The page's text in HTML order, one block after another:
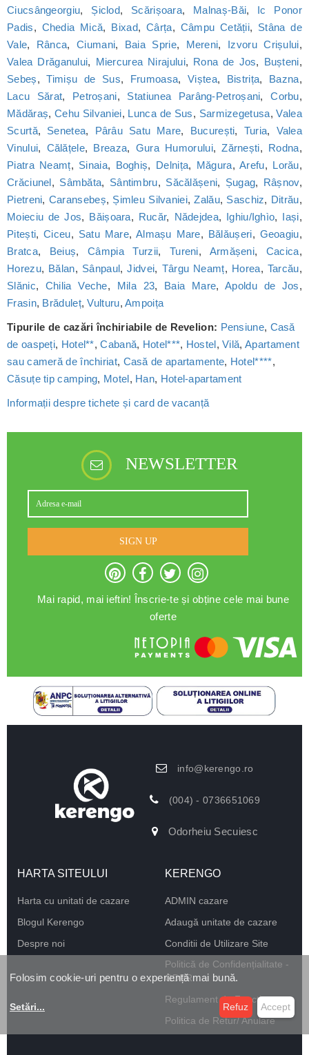
Ciucsângeorgiu, Șiclod, Scărișoara, Malnaș-Băi, Ic Ponor
Padis, Chedia Mică, Bixad,Cârța, Câmpu Cetății, Stâna de
Vale, Rânca,Ciumani, Baia Sprie, Mereni, Izvoru Crișului,
Valea Drăganului, Miercurea Nirajului, Rona de Jos, Bușteni,
Sebeș,Timișu de Sus, Frumoasa,Viștea, Bistrița, Bazna,
Lacu Sărat, Petroșani, Statiunea Parâng-Petroșani,Corbu,
Mădăraș,Cehu Silvaniei, Lunca de Sus, Sarmizegetusa,Valea
Scurtă, Senetea, Pârâu Satu Mare, București, Turia, Valea
Vinului, Călățele, Breaza, Gura Humorului,Zărnești, Rodna,
Piatra Neamț, Sinaia, Boghiș, Delnița, Măgura,Arefu, Lorău,
Crăciunel, Sâmbăta, Sântimbru, Săcălășeni, Șugag, Râșnov,
Pietreni, Caransebeș, Șimleu Silvaniei,Zalău, Saschiz, Ditrău,
Moieciu de Jos, Băișoara, Rucăr, Nădejdea, Ighiu/Ighìo, Iași,
Pitești,Ciceu, Satu Mare, Almașu Mare, Bălăușeri, Geoagiu,
Bratca, Beiuș, Câmpia Turzii, Tureni, Armășeni, Cacica,
Horezu, Bălan, Sânpaul,Jidvei, Târgu Neamț, Horea, Tarcău,
Slănic, Chilia Veche, Mila 23, Baia Mare,Apoldu de Jos,
Frasin, Brăduleț,Vulturu,Ampoița
Tipurile de cazări închiriabile de Revelion: Pensiune, Casă
de oaspeți, Hotel**,Cabană, Hotel***, Hostel,Vilă, Apartament
sau cameră de închiriat, Casă de apartamente, Hotel****,
Căsuțe tip camping, Motel, Han, Hotel-apartament
Informații despre tichete și card de vacanță
NEWSLETTER
SIGN UP
Mai rapid, mai ieftin! Înscrie-te și obține cele mai bune
oferte
info@kerengo.ro
(004) - 0736651069
Odorheiu Secuiesc
HARTA SITEULUI
Harta cu unitati de cazare
Blogul Kerengo
Despre noi
KERENGO
ADMIN cazare
Adaugă unitate de cazare
Conditii de Utilizare Site
Politică de Confidențialitate -
GDPR
Regulament de Funcționare
Politica de Retur/ Anulare
Folosim cookie-uri pentru o experiență mai bună.
Setări... Refuz Accept